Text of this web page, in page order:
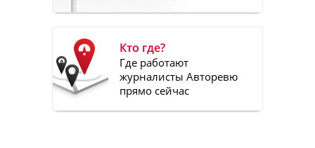
Кто где?
Где работают
журналисты Авторевю
прямо сейчас